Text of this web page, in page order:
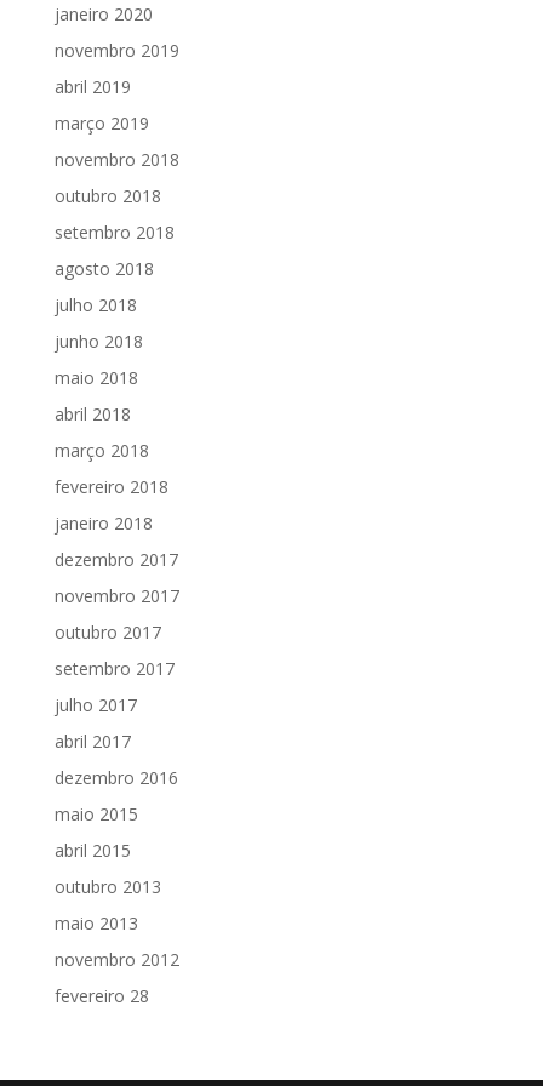
janeiro 2020
novembro 2019
abril 2019
março 2019
novembro 2018
outubro 2018
setembro 2018
agosto 2018
julho 2018
junho 2018
maio 2018
abril 2018
março 2018
fevereiro 2018
janeiro 2018
dezembro 2017
novembro 2017
outubro 2017
setembro 2017
julho 2017
abril 2017
dezembro 2016
maio 2015
abril 2015
outubro 2013
maio 2013
novembro 2012
fevereiro 28